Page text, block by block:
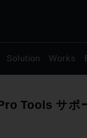
Solution Works
Tools サポ